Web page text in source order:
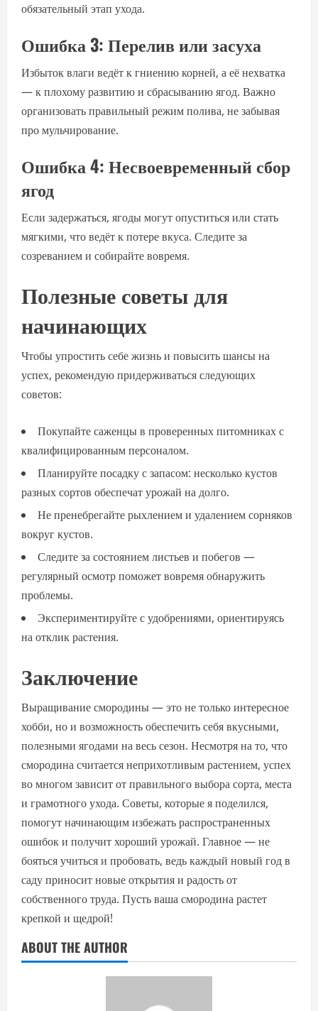
обязательный этап ухода.
Ошибка 3: Перелив или засуха
Избыток влаги ведёт к гниению корней, а её нехватка
— к плохому развитию и сбрасыванию ягод. Важно
организовать правильный режим полива, не забывая
про мульчирование.
Ошибка 4: Несвоевременный сбор
ягод
Если задержаться, ягоды могут опуститься или стать
мягкими, что ведёт к потере вкуса. Следите за
созреванием и собирайте вовремя.
Полезные советы для
начинающих
Чтобы упростить себе жизнь и повысить шансы на
успех, рекомендую придерживаться следующих
советов:
Покупайте саженцы в проверенных питомниках с
квалифицированным персоналом.
Планируйте посадку с запасом: несколько кустов
разных сортов обеспечат урожай на долго.
Не пренебрегайте рыхлением и удалением сорняков
вокруг кустов.
Следите за состоянием листьев и побегов —
регулярный осмотр поможет вовремя обнаружить
проблемы.
Экспериментируйте с удобрениями, ориентируясь
на отклик растения.
Заключение
Выращивание смородины — это не только интересное
хобби, но и возможность обеспечить себя вкусными,
полезными ягодами на весь сезон. Несмотря на то, что
смородина считается неприхотливым растением, успех
во многом зависит от правильного выбора сорта, места
и грамотного ухода. Советы, которые я поделился,
помогут начинающим избежать распространенных
ошибок и получит хороший урожай. Главное — не
бояться учиться и пробовать, ведь каждый новый год в
саду приносит новые открытия и радость от
собственного труда. Пусть ваша смородина растет
крепкой и щедрой!
ABOUT THE AUTHOR